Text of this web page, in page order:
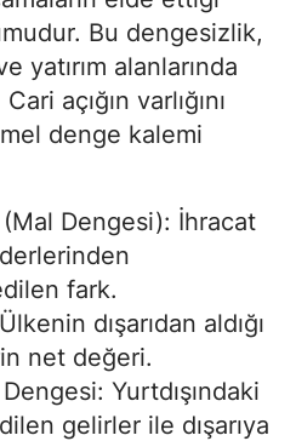
Bu dengesizlik,
yatırım alanlarında
açığın varlığını
denge kalemi
Dengesi): İhracat
fark.
dışarıdan aldığı
net değeri.
Yurtdışındaki
gelirler ile dışarıya